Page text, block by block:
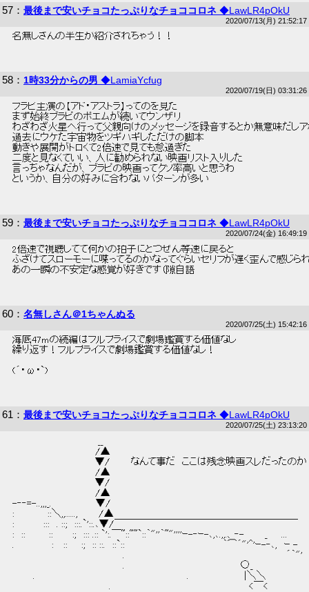
57 ： 最後まで安いチョコたっぷりなチョココロネ ◆LawLR4pOkU
2020/07/13(月) 21:52:17
名無しさんの半生が紹介されちゃう！！
58 ： 1時33分からの男 ◆LamiaYcfug
2020/07/19(日) 03:31:26
ブラピ主演の【アド・アストラ】ってのを見た
まず始終ブラピのポエムが続いてウンザリ
わざわざ火星へ行って父親向けのメッセージを録音するとか無意味だし
過去にウケた宇宙物をツギハギしただけの脚本
動きや展開がトロくて2倍速で見ても怠過ぎた
二度と見なくていい、人に勧められない映画リスト入りした
言っちゃなんだが、ブラピの映画ってクソ率高いと思うわ
というか、自分の好みに合わないパターンが多い
59 ： 最後まで安いチョコたっぷりなチョココロネ ◆LawLR4pOkU
2020/07/24(金) 16:49:19
2倍速で視聴してて何かの拍子にとつぜん等速に戻ると
ふざけてスローモーに喋ってるのかなってぐらいセリフが遅く歪んで感じら
あの一瞬の不安定な感覚が好きです（隙自語
60 ： 名無しさん＠1ちゃんぬる
2020/07/25(土) 15:42:16
海底47mの続編はフルプライスで劇場鑑賞する価値なし
繰り返す！フルプライスで劇場鑑賞する価値なし！
(´・ω・`)
61 ： 最後まで安いチョコたっぷりなチョココロネ ◆LawLR4pOkU
2020/07/25(土) 23:13:20
/▲
▼/　　　なんて事だ　ここは残念映画スレだったのか
/▲
▼/
/▲
-‐‐=-..,,,_. 　　　　　　▼/
:　 　 　　::＼,,.....,　　　/▲
: 　 　 　:::　. ::;　:::.`'::.､▼/￣￣￣￣￣￣￣￣￣￣￣￣￣￣￣￣￣￣￣
:　:: 　　　::　 　 :;　::: .:: `':.￣~::~~`::｀"''｀~"''''ｰ-‐ｰ-､,､.,,.、‐-　　　_　　...
.　　　　　 :　 ::　　:;　:: ::.　::`:: 　　　 　 　 　 　 　　　 　 ｀⌒´"'^'ｰ-‐､,　ｰ -
.　　　　　　　　　　　　　　 　 　 　 　 　　　 ´｀"'
.　　　　　　　　　　　　　 　 　　○_
.　　　　　　　　　　　　　　　　　　　　　　.　　　　　　　　|＼＼
.　　　　　　　　　　　　　　　　　　　　<￣<